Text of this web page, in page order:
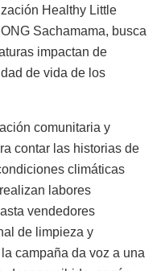
Healthy Little
Sachamama, busca
impactan de
de vida de los
comunitaria y
contar las historias de
climáticas
labores
vendedores
de limpieza y
campaña da voz a una